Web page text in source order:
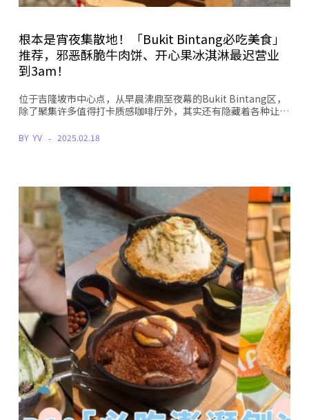
根本是宵夜集散地！「Bukit Bintang必吃美食」
推荐，邪恶酥脆牛肉饼、开心果冰淇淋最迟营业
到3am！
位于吉隆坡市中心点，从早晨沸鼎至夜幕的Bukit Bintang区，
除了聚集许多值得打卡质感咖啡厅外，其实还有隐藏着各种让…
BY YV 2025.02.18